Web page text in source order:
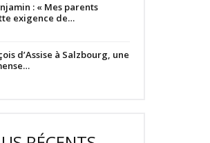
: « Mes parents
exigence de…
d’Assise à Salzbourg, une